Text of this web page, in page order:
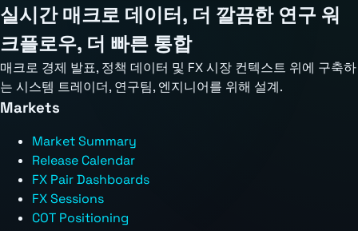
실시간 매크로 데이터, 더 깔끔한 연구 워
크플로우, 더 빠른 통합
매크로 경제 발표, 정책 데이터 및 FX 시장 컨텍스트 위에 구축하
는 시스템 트레이더, 연구팀, 엔지니어를 위해 설계.
Markets
Market Summary
Release Calendar
FX Pair Dashboards
FX Sessions
COT Positioning